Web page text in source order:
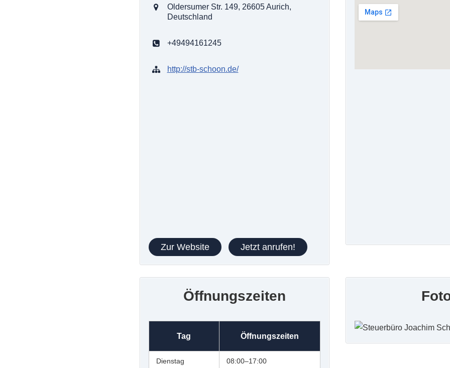
Oldersumer Str. 149, 26605 Aurich,
Deutschland
+49494161245
http://stb-schoon.de/
Zur Website Jetzt anrufen!
Öffnungszeiten
Tag Öffnungszeiten
Dienstag 08:00–17:00